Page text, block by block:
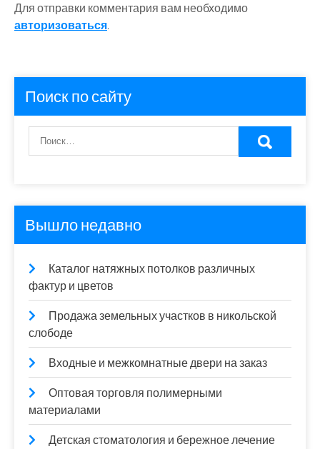
Для отправки комментария вам необходимо
авторизоваться.
Поиск по сайту
Вышло недавно
Каталог натяжных потолков различных
фактур и цветов
Продажа земельных участков в никольской
слободе
Входные и межкомнатные двери на заказ
Оптовая торговля полимерными
материалами
Детская стоматология и бережное лечение